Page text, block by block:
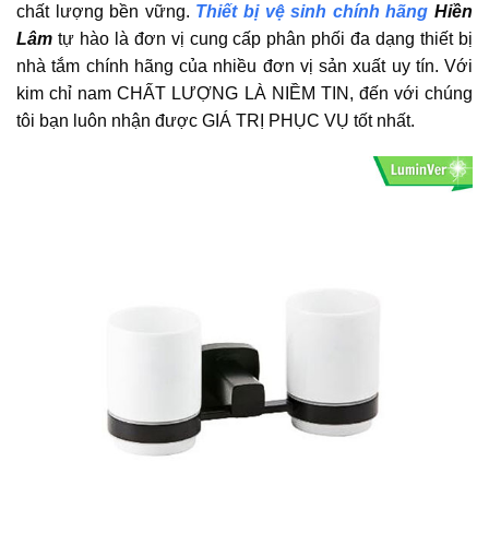
chất lượng bền vững. Thiết bị vệ sinh chính hãng Hiền
Lâm tự hào là đơn vị cung cấp phân phối đa dạng thiết bị
nhà tắm chính hãng của nhiều đơn vị sản xuất uy tín. Với
kim chỉ nam CHẤT LƯỢNG LÀ NIỀM TIN, đến với chúng
tôi bạn luôn nhận được GIÁ TRỊ PHỤC VỤ tốt nhất.